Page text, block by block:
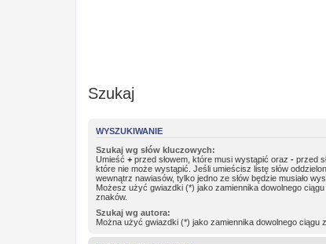
Szukaj
WYSZUKIWANIE
Szukaj wg słów kluczowych:
Umieść + przed słowem, które musi wystąpić oraz - przed
które nie może wystąpić. Jeśli umieścisz listę słów
wewnątrz nawiasów, tylko jedno ze słów będzie musiało
Możesz użyć gwiazdki (*) jako zamiennika dowolnego ciągu
znaków.
Szukaj wg autora:
Można użyć gwiazdki (*) jako zamiennika dowolnego ciągu